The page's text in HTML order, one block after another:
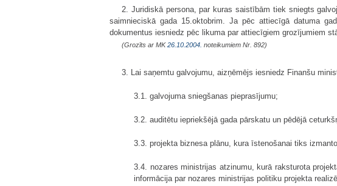
2. Juridiskā persona, par kuras saistībām tiek sniegts
saimnieciskā gada 15.oktobrim. Ja pēc attiecīgā datuma
dokumentus iesniedz pēc likuma par attiecīgiem grozījumiem
(Grozīts ar MK26.10.2004. noteikumiem Nr. 892)
3. Lai saņemtu galvojumu, aizņēmējs iesniedz Finanšu
3.1. galvojuma sniegšanas pieprasījumu;
3.2. auditētu iepriekšējā gada pārskatu un pēdējā
3.3. projekta biznesa plānu, kura īstenošanai tiks
3.4. nozares ministrijas atzinumu, kurā raksturota
informācija par nozares ministrijas politiku projekta